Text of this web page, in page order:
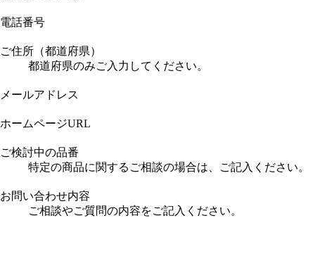
電話番号
ご住所（都道府県）
都道府県のみご入力してください。
メールアドレス
ホームページURL
ご検討中の品番
特定の商品に関するご相談の場合は、ご記入ください。
お問い合わせ内容
ご相談やご質問の内容をご記入ください。